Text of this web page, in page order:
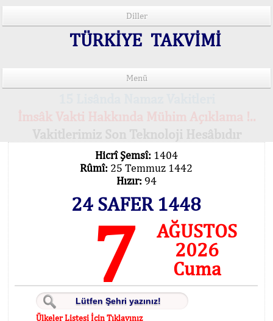
Diller
TÜRKİYE TAKVİMİ
Menü
Hicrî Şemsî: 1404
Rûmî: 25 Temmuz 1442
Hızır: 94
24 SAFER 1448
7
AĞUSTOS
2026
Cuma
Ülkeler Listesi İçin Tıklayınız